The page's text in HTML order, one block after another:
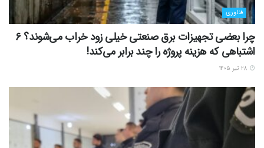
فناوری
چرا بعضی تجهیزات برق صنعتی خیلی زود خراب می‌شوند؟ ۶
اشتباهی که هزینه پروژه را چند برابر می‌کند!